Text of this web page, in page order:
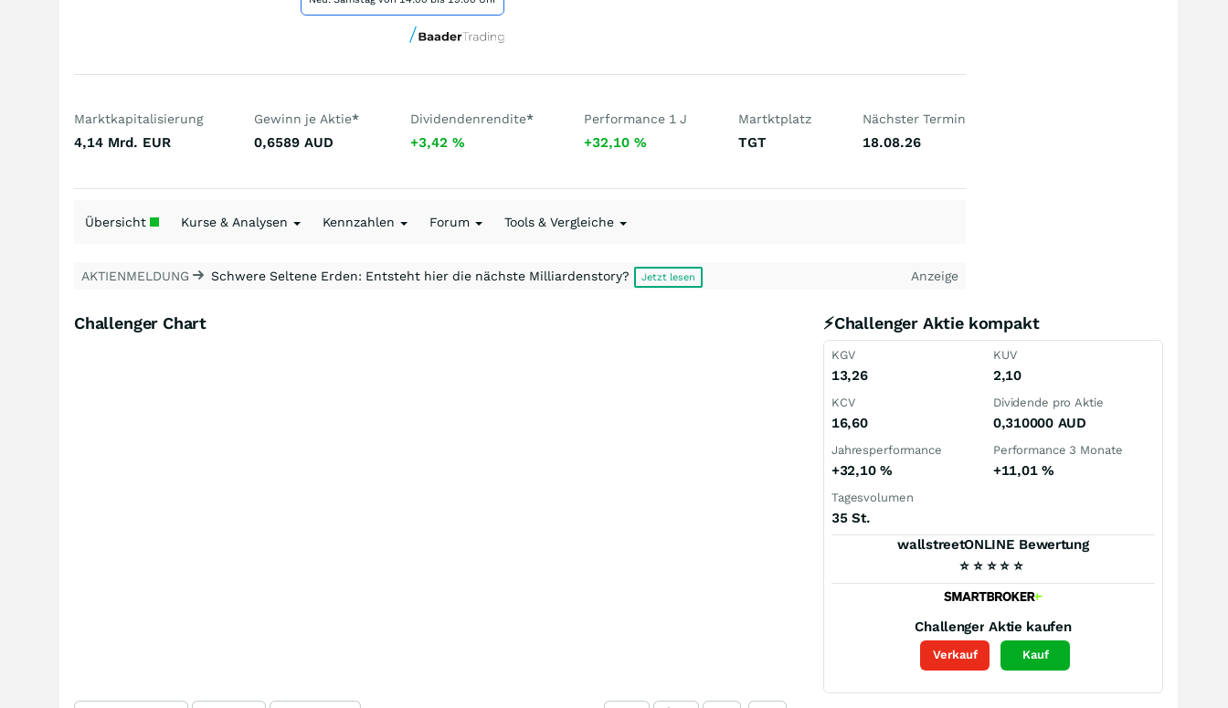
Marktkapitalisierung
4,14 Mrd. EUR
Gewinn je Aktie*
0,6589 AUD
Dividendenrendite*
+3,42 %
Performance 1 J
+32,10%
Martktplatz
TGT
Nächster Termin
18.08.26
Übersicht Kurse & Analysen Kennzahlen Forum Tools & Vergleiche
AKTIENMELDUNG Schwere Seltene Erden: Entsteht hier die nächste Milliardenstory? Jetzt lesen Anzeige
Challenger Chart ⚡Challenger Aktie kompakt
KGV
13,26
KUV
2,10
KCV
16,60
Dividende pro Aktie
0,310000 AUD
Jahresperformance
+32,10 %
Performance 3 Monate
+11,01 %
Tagesvolumen
35 St.
wallstreetONLINE Bewertung
⭐ ⭐ ⭐ ⭐ ⭐
Challenger Aktie kaufen
Verkauf Kauf